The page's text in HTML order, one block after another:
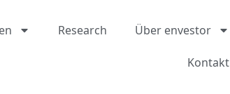
Research Über envestor
Kontakt